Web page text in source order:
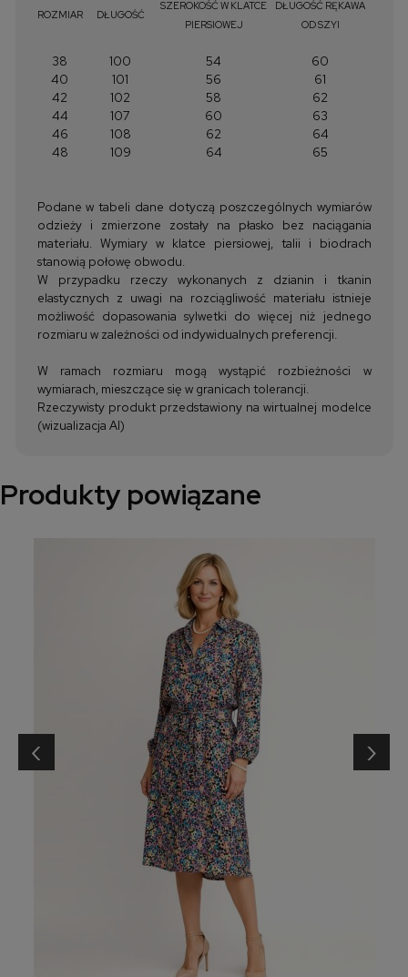
ROZMIAR DŁUGOŚĆ
SZEROKOŚĆ W KLATCE
PIERSIOWEJ
DŁUGOŚĆ RĘKAWA
OD SZYI
38 100 54
60
40
101 56
61
42
102 58
62
44
107 60
63
46
108 62
64
48
109 64 65
Podane w tabeli dane dotyczą poszczególnych wymiarów
odzieży i zmierzone zostały na płasko bez naciągania
materiału. Wymiary w klatce piersiowej, talii i biodrach
stanowią połowę obwodu.
W przypadku rzeczy wykonanych z dzianin i tkanin
elastycznych z uwagi na rozciągliwość materiału istnieje
możliwość dopasowania sylwetki do więcej niż jednego
rozmiaru w zależności od indywidualnych preferencji.
W ramach rozmiaru mogą wystąpić rozbieżności w
wymiarach, mieszczące się w granicach tolerancji.
Rzeczywisty produkt przedstawiony na wirtualnej modelce
(wizualizacja AI)
Produkty powiązane
‹ ›